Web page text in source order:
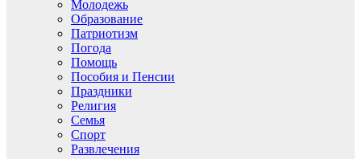
Молодежь
Образование
Патриотизм
Погода
Помощь
Пособия и Пенсии
Праздники
Религия
Семья
Спорт
Развлечения